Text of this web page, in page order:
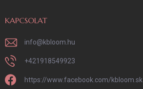
KAPCSOLAT
info@kbloom.hu
+421918549923
https://www.facebook.com/kbloom.sk